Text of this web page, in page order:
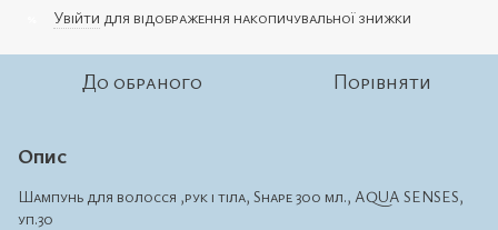
Увійти для відображення накопичувальної знижки
До обраного Порівняти
Опис
Шампунь для волосся ,рук і тіла, Shape 300 мл., AQUA SENSES,
уп.30